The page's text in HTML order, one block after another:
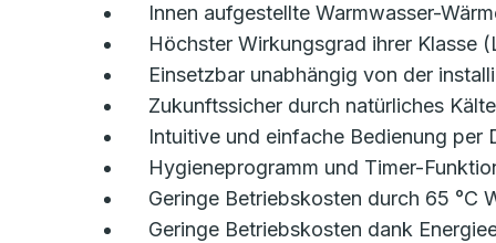
Innen aufgestellte Warmwasser-
Höchster Wirkungsgrad ihrer Klasse
Einsetzbar unabhängig von der
Zukunftssicher durch natürliches
Intuitive und einfache Bedienung per
Hygieneprogramm und Timer-
Geringe Betriebskosten durch 65 °C
Geringe Betriebskosten dank